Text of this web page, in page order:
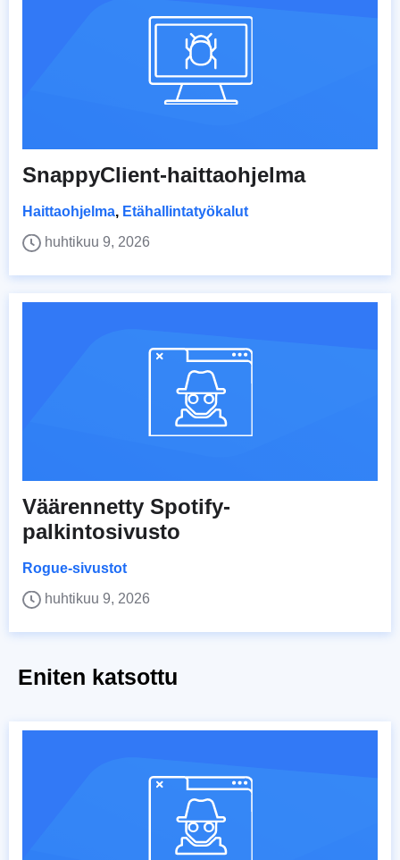
SnappyClient-haittaohjelma
Haittaohjelma, Etähallintatyökalut
huhtikuu 9, 2026
Väärennetty Spotify-
palkintosivusto
Rogue-sivustot
huhtikuu 9, 2026
Eniten katsottu